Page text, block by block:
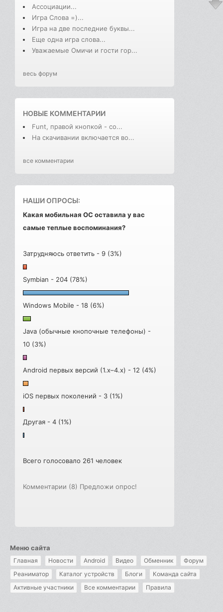
Ассоциации...
Игра Слова =)...
Игра на две последние буквы...
Еще одна игра слова...
Уважаемые Омичи и гости гор...
весь форум
НОВЫЕ КОММЕНТАРИИ
Funt, правой кнопкой - со...
На скачивании включается во...
все комментарии
НАШИ ОПРОСЫ:
Какая мобильная ОС оставила у вас
самые теплые воспоминания?
Затрудняюсь ответить - 9 (3%)
Symbian - 204 (78%)
Windows Mobile - 18 (6%)
Java (обычные кнопочные телефоны) -
10 (3%)
Android первых версий (1.x–4.x) - 12 (4%)
iOS первых поколений - 3 (1%)
Другая - 4 (1%)
Всего голосовало 261 человек
Комментарии (8) Предложи опрос!
Меню сайта
Главная Новости Android Видео Обменник
Форум
Реаниматор
Каталог устройств Блоги
Команда сайта
Активные участники
Все комментарии Правила